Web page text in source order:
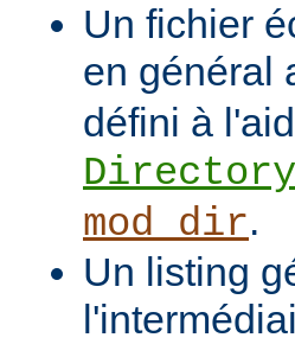
Un fichier
en général
défini à
mod_dir.
Un listing